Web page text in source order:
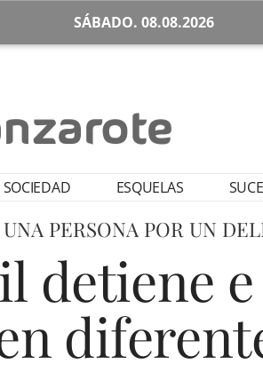
SÁBADO. 08.08.2026
SOCIEDAD ESQUELAS
PERSONA POR UN
detiene